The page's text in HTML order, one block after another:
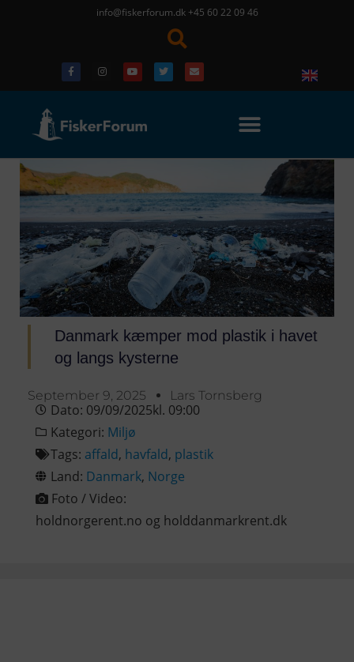
info@fiskerforum.dk +45 60 22 09 46
Danmark kæmper mod plastik i havet
og langs kysterne
September 9, 2025 Lars Tornsberg
Dato: 09/09/2025kl. 09:00
Kategori: Miljø
Tags: affald, havfald, plastik
Land: Danmark, Norge
Foto / Video:
holdnorgerent.no og holddanmarkrent.dk